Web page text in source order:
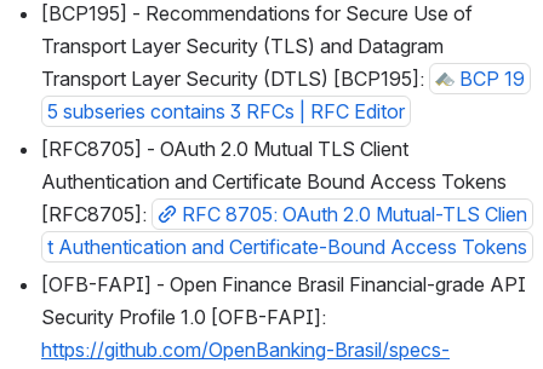
[BCP195] - Recommendations for Secure Use of
Transport Layer Security (TLS) and Datagram
Transport Layer Security (DTLS) [BCP195]:
BCP 19
5 subseries contains 3 RFCs | RFC Editor
[RFC8705] - OAuth 2.0 Mutual TLS Client
Authentication and Certificate Bound Access Tokens
[RFC8705]:
RFC 8705: OAuth 2.0 Mutual-TLS Clien
t Authentication and Certificate-Bound Access Tokens
[OFB-FAPI] - Open Finance Brasil Financial-grade API
https://github.com/OpenBanking-Brasil/specs-